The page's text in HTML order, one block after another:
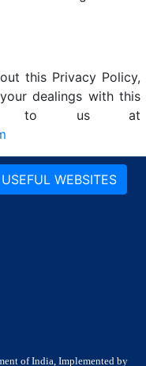
this Privacy Policy,
dealings with this
to us at
USEFUL WEBSITES
of India, Implemented by